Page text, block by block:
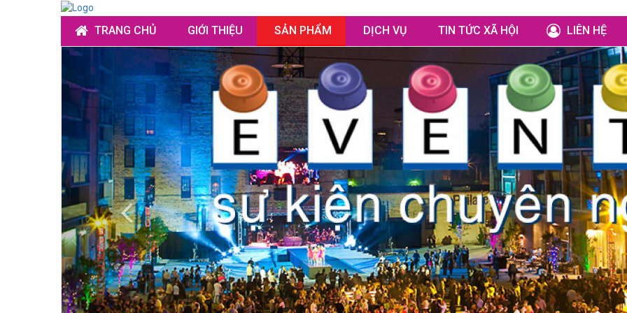
TRANG CHỦ GIỚI THIỆU SẢN PHẨM DỊCH VỤ TIN TỨC XÃ HỘI LIÊN HỆ
Previous